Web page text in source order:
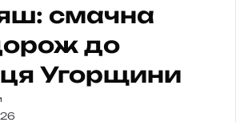
смачна
до
Угорщини